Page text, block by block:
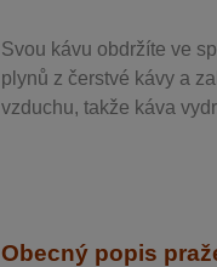
Svou kávu obdržíte ve
plynů z čerstvé kávy a
vzduchu, takže káva
Obecný popis